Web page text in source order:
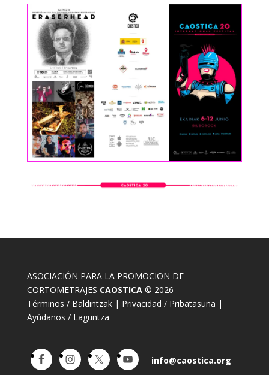
ASOCIACIÓN PARA LA PROMOCION DE
CORTOMETRAJES CAOSTICA© 2026
Términos / Baldintzak| Privacidad / Pribatasuna |
Ayúdanos / Laguntza
info@caostica.org